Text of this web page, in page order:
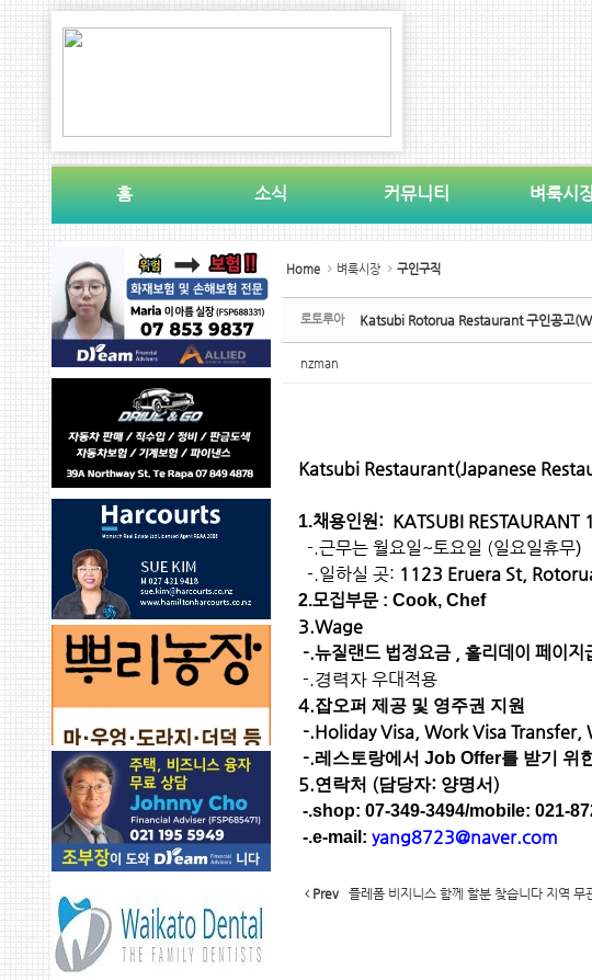
홈 소식 커뮤니티 벼룩시
Home 벼룩시장 구인구직
로토루아 Katsubi Rotorua Restaurant 구인공고
nzman
Katsubi Restaurant(Japanese
1.채용인원: KATSUBI RESTAURANT
-.근무는 월요일~토요일 (일요일휴무)
-.일하실 곳: 1123 Eruera St,
2.모집부문: Cook, Chef
3.Wage
-.뉴질랜드 법정요금, 홀리데이 페이지
-.경력자 우대적용
4.잡오퍼 제공 및 영주권 지원
-.Holiday Visa, Work Visa Transfer,
-.레스토랑에서 Job Offer를 받기 위
5.연락처 (담당자: 양명서)
-.shop: 07-349-3494/mobile: 021-
-.e-mail: yang8723@naver.com
Prev 플레폼 비지니스 함께 할분 찾습니다 지역 무
Sketchbook5, 스케치북5
Sketchbook5, 스케치북5
Sketchbook5, 스케치북5
Sketchbook5, 스케치북5